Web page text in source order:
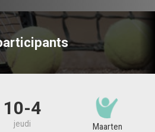
10-4
jeudi Maarten